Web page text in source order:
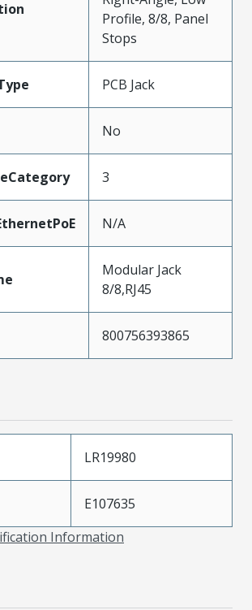
Profile, 8/8, Panel
Stops
PCB Jack
No
3
N/A
Modular Jack
8/8,RJ45
800756393865
LR19980
E107635
Information